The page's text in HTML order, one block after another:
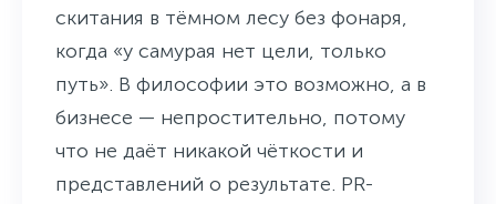
скитания в тёмном лесу без фонаря,
когда «у самурая нет цели, только
путь». В философии это возможно, а в
бизнесе — непростительно, потому
что не даёт никакой чёткости и
представлений о результате. PR-